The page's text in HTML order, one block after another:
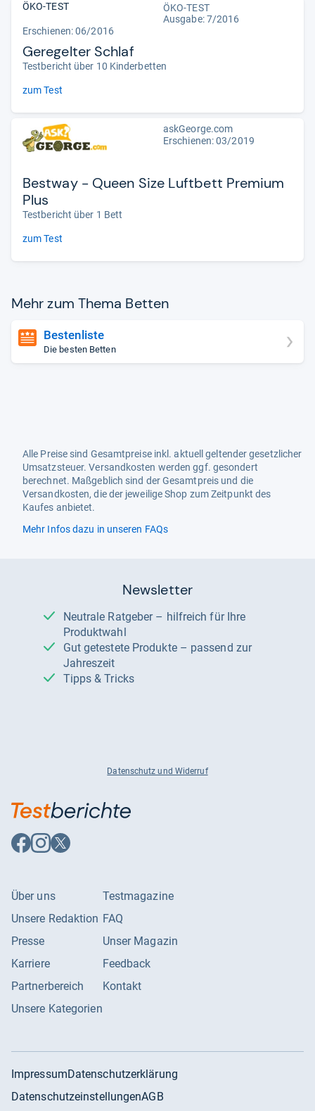
ÖKO-TEST
ÖKO-TEST
Ausgabe: 7/2016
Erschienen: 06/2016
Geregelter Schlaf
Testbericht über 10 Kinderbetten
zum Test
askGeorge.com
Erschienen: 03/2019
Bestway - Queen Size Luftbett Premium
Plus
Testbericht über 1 Bett
zum Test
Mehr zum Thema Bet­ten
Bestenliste
Die besten Betten
Alle Preise sind Gesamtpreise inkl. aktuell geltender gesetzlicher
Umsatzsteuer. Versandkosten werden ggf. gesondert
berechnet. Maßgeblich sind der Gesamtpreis und die
Versandkosten, die der jeweilige Shop zum Zeitpunkt des
Kaufes anbietet.
Mehr Infos dazu in unseren FAQs
Newsletter
Neutrale Ratgeber – hilfreich für Ihre
Produktwahl
Gut getestete Produkte – passend zur
Jahreszeit
Tipps & Tricks
Datenschutz und Widerruf
Auf
Facebook
Auf
Instagram
Auf
X
Über uns
Unsere Redaktion
Presse
Karriere
Partnerbereich
Unsere Kategorien
Testmagazine
FAQ
Unser Magazin
Feedback
Kontakt
ImpressumDatenschutzerklärung
DatenschutzeinstellungenAGB